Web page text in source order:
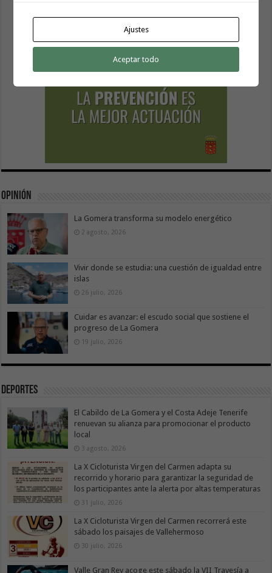
Opinión
La Gomera transforma su modelo energético
2 agosto, 2026
Vivir donde se estudia: una cuestión de igualdad entre
islas
26 julio, 2026
Cuidar es avanzar: el escudo social que sostiene el
progreso de La Gomera
19 julio, 2026
Deportes
El Cabildo de La Gomera y el Costa Adeje Tenerife
renuevan su alianza para promocionar el producto
local
3 agosto, 2026
La X Cicloturista Virgen del Carmen adapta su
recorrido y horario para garantizar la seguridad de
los participantes ante la alerta por altas temperaturas
31 julio, 2026
La X Cicloturista Virgen del Carmen recorrerá este
sábado los paisajes de Vallehermoso
30 julio, 2026
Valle Gran Rey acoge este sábado la VII Travesía a
Ajustes
Aceptar todo